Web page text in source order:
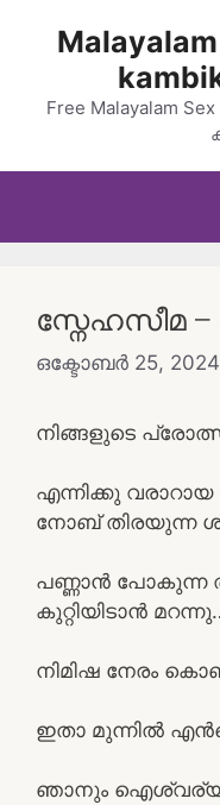
Free Malayalam
സ്നേഹസീമ –
ഒക്ടോബർ 25, 2024
നിങ്ങളുടെ
എന്നിക്കു
നോബ് തിരയുന്ന
പണ്ണാൻ പോകുന്ന
കുറ്റിയിടാൻ
നിമിഷ നേരം
ഇതാ മുന്നിൽ
ഞാനും